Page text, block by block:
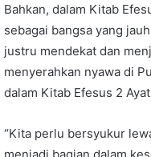
Bahkan, dalam Kitab
sebagai bangsa yang
justru mendekat dan
menyerahkan nyawa di
dalam Kitab Efesus 2
“Kita perlu bersyukur
menjadi bagian dalam